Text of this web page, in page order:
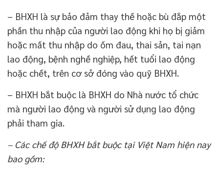
– BHXH là sự bảo đảm thay thế hoặc bù đắp một
phần thu nhập của người lao động khi họ bị giảm
hoặc mất thu nhập do ốm đau, thai sản, tai nạn
lao động, bệnh nghề nghiệp, hết tuổi lao động
hoặc chết, trên cơ sở đóng vào quỹ BHXH.
– BHXH bắt buộc là BHXH do Nhà nước tổ chức
mà người lao động và người sử dụng lao động
phải tham gia.
– Các chế độ BHXH bắt buộc tại Việt Nam hiện nay
bao gồm: